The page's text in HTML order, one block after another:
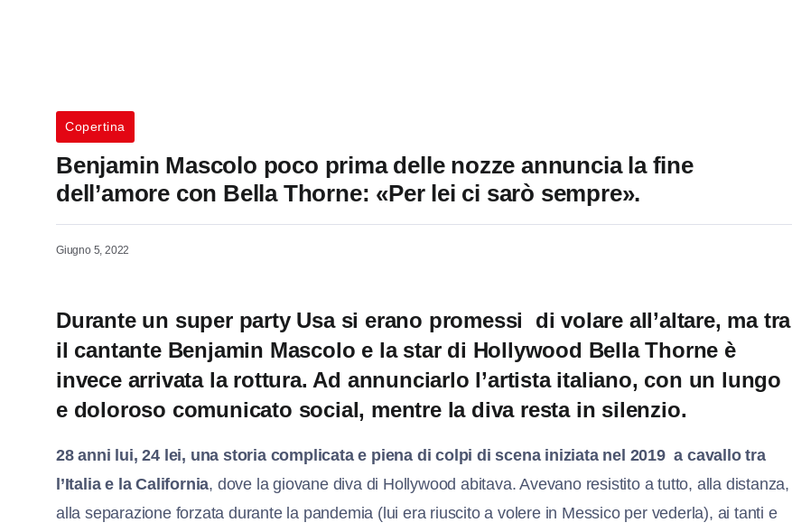
Copertina
Benjamin Mascolo poco prima delle nozze annuncia la fine
dell’amore con Bella Thorne: «Per lei ci sarò sempre».
Giugno 5, 2022
Durante un super party Usa si erano promessi di volare all’altare, ma tra
il cantante Benjamin Mascolo e la star di Hollywood Bella Thorne è
invece arrivata la rottura. Ad annunciarlo l’artista italiano, con un lungo
e doloroso comunicato social, mentre la diva resta in silenzio.
28 anni lui, 24 lei, una storia complicata e piena di colpi di scena iniziata nel 2019 a cavallo tra
l’Italia e la California, dove la giovane diva di Hollywood abitava. Avevano resistito a tutto, alla distanza,
alla separazione forzata durante la pandemia (lui era riuscito a volere in Messico per vederla), ai tanti e